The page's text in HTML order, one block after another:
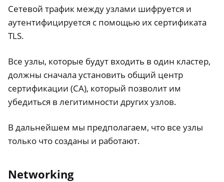
Сетевой трафик между узлами шифруется и
аутентифицируется с помощью их сертификата
TLS.
Все узлы, которые будут входить в один кластер,
должны сначала установить общий центр
сертификации (CA), который позволит им
убедиться в легитимности других узлов.
В дальнейшем мы предполагаем, что все узлы
только что созданы и работают.
Networking